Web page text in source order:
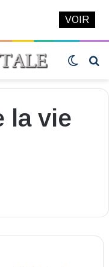
Switch
la vie
VOIR